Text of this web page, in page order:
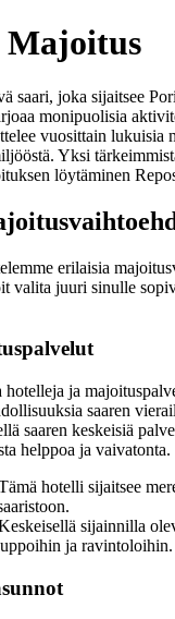
Majoitus
saari, joka sijaitsee
monipuolisia
vuosittain lukuisia
Yksi
löytäminen
erilaisia
valita juuri sinulle
hotelleja ja
saaren
saaren keskeisiä
helppoa ja vaivatonta.
hotelli sijaitsee
sijainnilla
ja ravintoloihin.